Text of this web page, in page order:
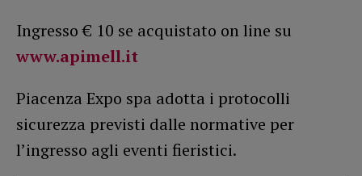
Ingresso € 10 se acquistato on line su
www.apimell.it
Piacenza Expo spa adotta i protocolli
sicurezza previsti dalle normative per
l’ingresso agli eventi fieristici.